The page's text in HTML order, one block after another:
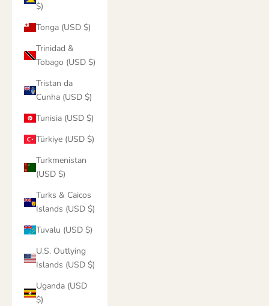
$)
Tonga (USD $)
Trinidad &
Tobago (USD $)
Tristan da
Cunha (USD $)
Tunisia (USD $)
Türkiye (USD $)
Turkmenistan
(USD $)
Turks & Caicos
Islands (USD $)
Tuvalu (USD $)
U.S. Outlying
Islands (USD $)
Uganda (USD
$)